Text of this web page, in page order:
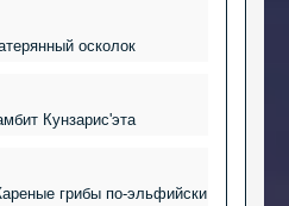
осколок
Кунзарис'эта
грибы по-эльфийски